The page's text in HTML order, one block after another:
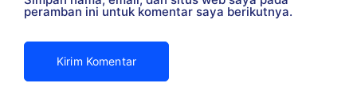
peramban ini untuk komentar saya berikutnya.